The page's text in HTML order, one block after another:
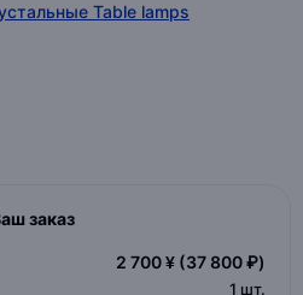
Table lamps
в категории
заказ
2 700 ¥ (37 800 ₽)
1 шт.